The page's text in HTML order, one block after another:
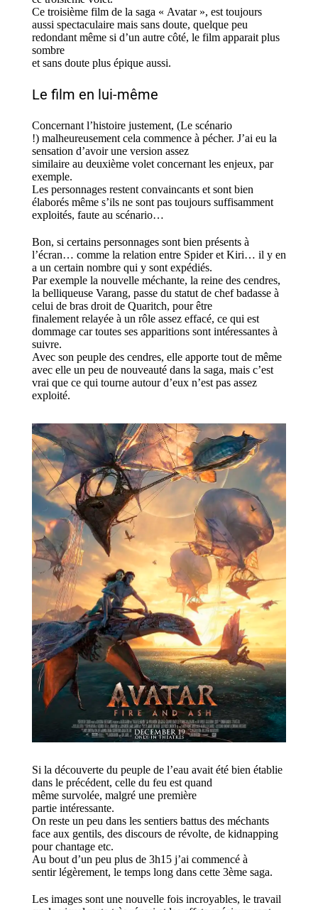
Ce troisième film de la saga « Avatar », est toujours
aussi spectaculaire mais sans doute, quelque peu
redondant même si d’un autre côté, le film apparait plus
sombre
et sans doute plus épique aussi.
Le film en lui-même
Concernant l’histoire justement, (Le scénario
!) malheureusement cela commence à pécher. J’ai eu la
sensation d’avoir une version assez
similaire au deuxième volet concernant les enjeux, par
exemple.
Les personnages restent convaincants et sont bien
élaborés même s’ils ne sont pas toujours suffisamment
exploités, faute au scénario…
Bon, si certains personnages sont bien présents à
l’écran… comme la relation entre Spider et Kiri… il y en
a un certain nombre qui y sont expédiés.
Par exemple la nouvelle méchante, la reine des cendres,
la belliqueuse Varang, passe du statut de chef badasse à
celui de bras droit de Quaritch, pour être
finalement relayée à un rôle assez effacé, ce qui est
dommage car toutes ses apparitions sont intéressantes à
suivre.
Avec son peuple des cendres, elle apporte tout de même
avec elle un peu de nouveauté dans la saga, mais c’est
vrai que ce qui tourne autour d’eux n’est pas assez
exploité.
Si la découverte du peuple de l’eau avait été bien établie
dans le précédent, celle du feu est quand
même survolée, malgré une première
partie intéressante.
On reste un peu dans les sentiers battus des méchants
face aux gentils, des discours de révolte, de kidnapping
pour chantage etc.
Au bout d’un peu plus de 3h15 j’ai commencé à
sentir légèrement, le temps long dans cette 3ème saga.
Les images sont une nouvelle fois incroyables, le travail